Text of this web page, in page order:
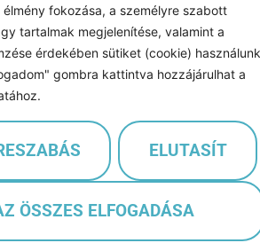
élmény fokozása, a személyre szabott
tartalmak megjelenítése, valamint a
érdekében sütiket (cookie)
gombra kattintva hozzájárulhat a
ELUTASÍT
ÖSSZES ELFOGADÁSA
B 1. em. 15.
01-09-405324
2-42